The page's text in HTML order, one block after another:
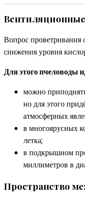
Вопрос проветривания
снижения уровня
Для этого пчеловоды
можно
но для этого
атмосферных
в многоярусных
летка;
в подкрышном
миллиметров в
Пространство